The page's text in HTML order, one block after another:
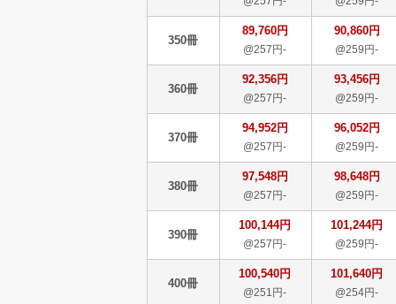
350冊
89,760円
@257円-
90,860円
@259円-
360冊
92,356円
@257円-
93,456円
@259円-
370冊
94,952円
@257円-
96,052円
@259円-
380冊
97,548円
@257円-
98,648円
@259円-
390冊
100,144円
@257円-
101,244円
@259円-
400冊
100,540円
@251円-
101,640円
@254円-